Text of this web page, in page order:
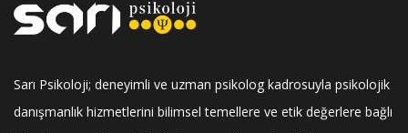
Sarı Psikoloji; deneyimli ve uzman psikolog kadrosuyla psikolojik
danışmanlık hizmetlerini bilimsel temellere ve etik değerlere bağlı